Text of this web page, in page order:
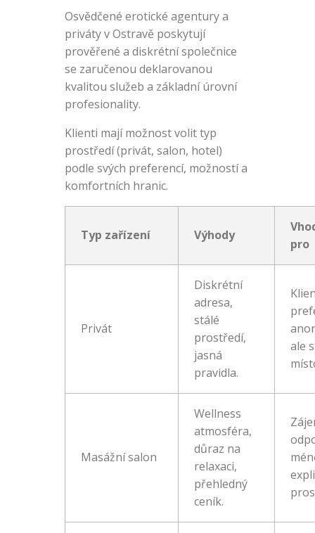
Osvědčené erotické agentury a
priváty v Ostravě poskytují
prověřené a diskrétní společnice
se zaručenou deklarovanou
kvalitou služeb a základní úrovní
profesionality.
Klienti mají možnost volit typ
prostředí (privát, salon, hotel)
podle svých preferencí, možností a
komfortních hranic.
Typ zařízení Výhody
pro
Privát
Diskrétní
adresa,
stálé
prostředí,
jasná
pravidla.
ale
Masážní salon
Wellness
atmosféra,
důraz na
relaxaci,
přehledný
ceník.